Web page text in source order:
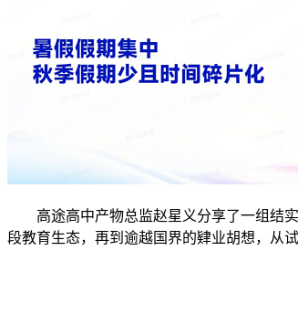
高途高中产物总监赵星义分享了一组结实
段教育生态，再到逾越国界的肄业胡想，从